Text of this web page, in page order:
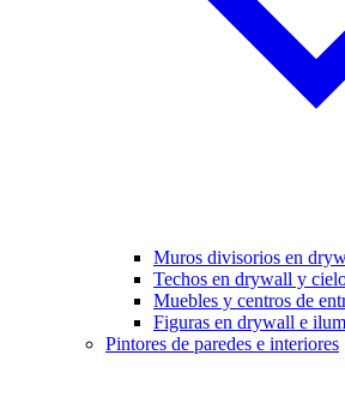
Muros divisorios en
Techos en drywall y
Muebles y centros de
Figuras en drywall e
Pintores de paredes e interiores